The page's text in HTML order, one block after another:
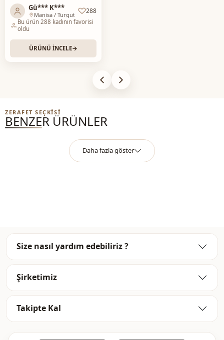
Kullanim
Kullanim Davet
Gü*** K***
Manisa / Turgutlu 288
Bu ürün 288 kadının favorisi
oldu
ÜRÜNÜ İNCELE→
ZERAFET SEÇKISI
BENZER ÜRÜNLER
Daha fazla göster
Size nasıl yardım edebiliriz ?
Şirketimiz
Takipte Kal